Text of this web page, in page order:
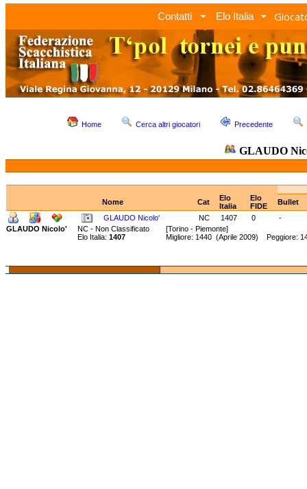
Contatti Elo Italia
Home Cerca altri giocatori Precedente
GLAUDO
Nome Cat
Elo
Italia
Elo
FIDE
Bullet
GLAUDO Nicolo'
NC 1407 0
-
GLAUDO Nicolo'
NC - Non Classificato [Torino - Piemonte]
Elo Italia: 1407 Migliore: 1440 (Aprile 2009) Peggiore: